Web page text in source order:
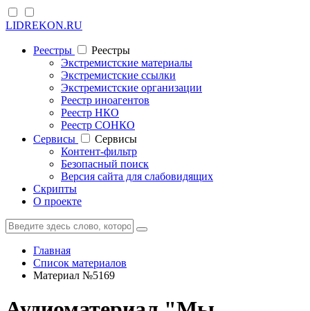
LIDREKON.RU
Реестры
Реестры
Экстремистские материалы
Экстремистские ссылки
Экстремистские организации
Реестр иноагентов
Реестр НКО
Реестр СОНКО
Cервисы
Cервисы
Контент-фильтр
Безопасный поиск
Версия сайта для слабовидящих
Скрипты
О проекте
Главная
Список материалов
Материал №5169